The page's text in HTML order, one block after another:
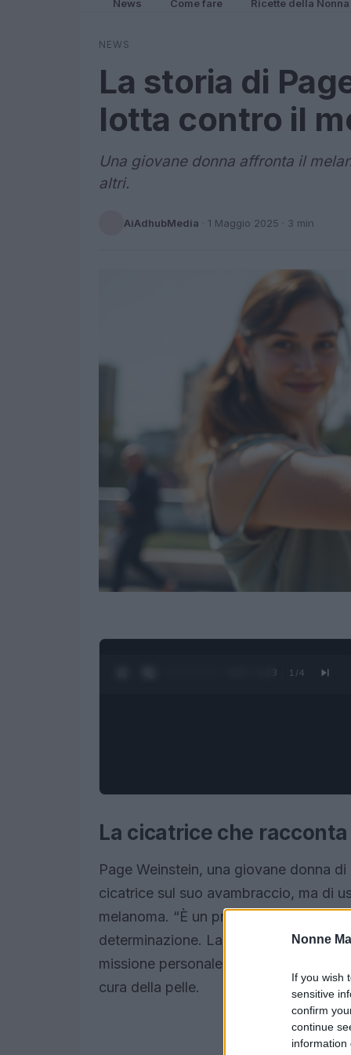
Nonne
If you wish
sensitive
confirm
continue
information
News Come fare Ricette della Nonna
NEWS
La storia di
lotta contro il
Una giovane donna affronta il
altri.
AiAdhubMedia · 1 Maggio 2025 · 3 min
0:28 / 1:23 1 /4
La cicatrice che
Page Weinstein, una giovane donna
cicatrice sul suo avambraccio, ma di
melanoma. “È un promemoria
determinazione. La cicatrice non è
missione personale: sensibilizzare
cura della pelle.